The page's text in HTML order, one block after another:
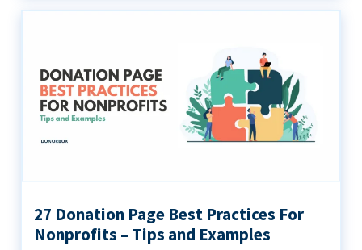
27 Donation Page Best Practices For
Nonprofits – Tips and Examples